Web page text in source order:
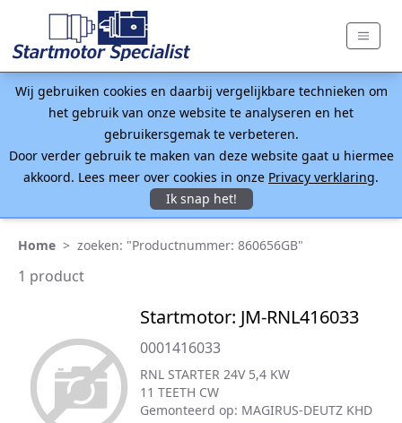
Wij gebruiken cookies en daarbij vergelijkbare technieken om
het gebruik van onze website te analyseren en het
gebruikersgemak te verbeteren.
Door verder gebruik te maken van deze website gaat u hiermee
akkoord. Lees meer over cookies in onze Privacy verklaring.
Ik snap het!
Home > zoeken: "Productnummer: 860656GB"
1 product
Startmotor: JM-RNL416033
0001416033
RNL STARTER 24V 5,4 KW
11 TEETH CW
Gemonteerd op: MAGIRUS-DEUTZ KHD